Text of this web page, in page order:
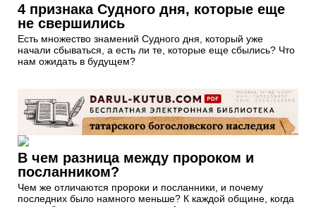
4 признака Судного дня, которые еще
не свершились
Есть множество знамений Судного дня, который уже
начали сбываться, а есть ли те, которые еще сбылись? Что
нам ожидать в будущем?
В чем разница между пророком и
посланником?
Чем же отличаются пророки и посланники, и почему
последних было намного меньше? К каждой общине, когда